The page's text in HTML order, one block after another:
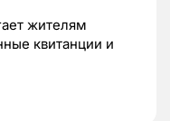
жителям
квитанции и